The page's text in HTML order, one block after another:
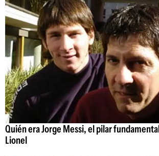
Quién era Jorge Messi, el pilar
Lionel